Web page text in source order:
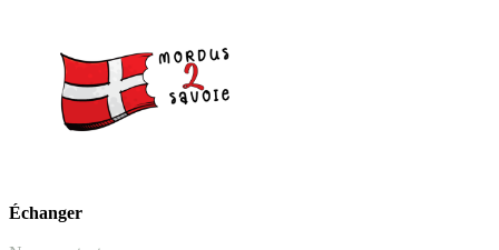
Échanger